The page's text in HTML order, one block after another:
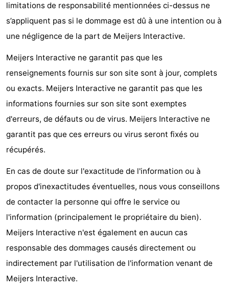
les
Wadden
phoques
et
manger
Événements
Pratiques
Route
Stationnement
Saut
des
Wadden
Adresses
Médicales
Région
Friesland
Leeuwarden
Îles
limitations de responsabilité mentionnées ci-dessus ne
s’appliquent pas si le dommage est dû à une intention ou à
une négligence de la part de Meijers Interactive.
Meijers Interactive ne garantit pas que les
renseignements fournis sur son site sont à jour, complets
ou exacts. Meijers Interactive ne garantit pas que les
informations fournies sur son site sont exemptes
d'erreurs, de défauts ou de virus. Meijers Interactive ne
garantit pas que ces erreurs ou virus seront fixés ou
récupérés.
En cas de doute sur l'exactitude de l'information ou à
propos d'inexactitudes éventuelles, nous vous conseillons
de contacter la personne qui offre le service ou
l'information (principalement le propriétaire du bien).
Meijers Interactive n'est également en aucun cas
responsable des dommages causés directement ou
indirectement par l'utilisation de l'information venant de
Meijers Interactive.